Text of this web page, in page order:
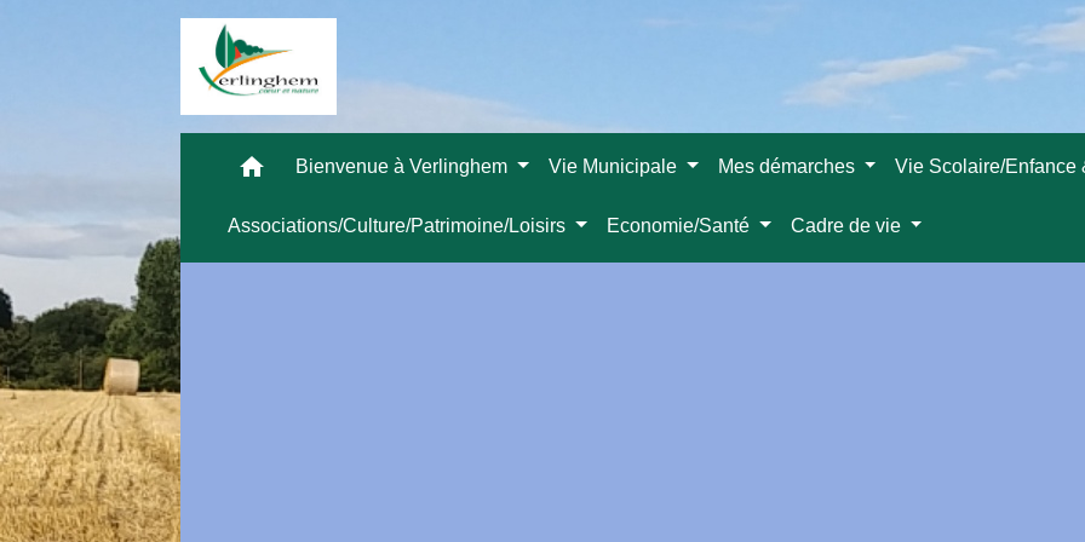
home Bienvenue à Verlinghem Vie Municipale Mes démarches Vie Scolaire/Enfance
Associations/Culture/Patrimoine/Loisirs Economie/Santé Cadre de vie